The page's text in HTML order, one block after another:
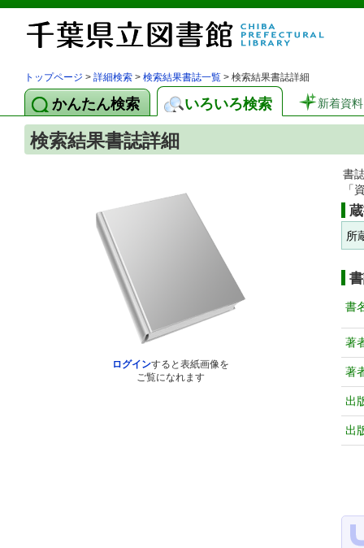
トップページ > 詳細検索 > 検索結果書誌一覧 > 検索結果書誌詳細
かんたん検索 いろいろ検索 新着資料
検索結果書誌詳細
ログインすると表紙画像を
ご覧になれます
書
「
所
書
著
著
出
出